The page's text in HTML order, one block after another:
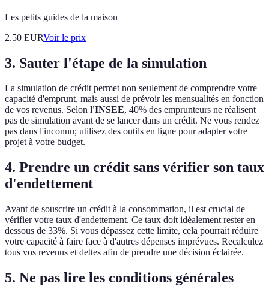
Les petits guides de la maison
2.50 EURVoir le prix
3. Sauter l'étape de la simulation
La simulation de crédit permet non seulement de comprendre votre
capacité d'emprunt, mais aussi de prévoir les mensualités en fonction
de vos revenus. Selon l'INSEE, 40% des emprunteurs ne réalisent
pas de simulation avant de se lancer dans un crédit. Ne vous rendez
pas dans l'inconnu; utilisez des outils en ligne pour adapter votre
projet à votre budget.
4. Prendre un crédit sans vérifier son taux
d'endettement
Avant de souscrire un crédit à la consommation, il est crucial de
vérifier votre taux d'endettement. Ce taux doit idéalement rester en
dessous de 33%. Si vous dépassez cette limite, cela pourrait réduire
votre capacité à faire face à d'autres dépenses imprévues. Recalculez
tous vos revenus et dettes afin de prendre une décision éclairée.
5. Ne pas lire les conditions générales